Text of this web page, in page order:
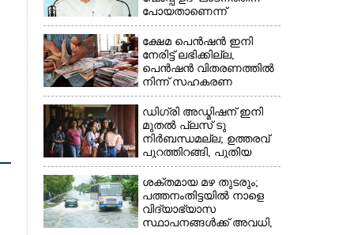
പോയതാണെന്ന്
വിചാരിച്ചു, 400 കോടിയുടെ
പ്രോജക്ടാണ് അത്'
ക്ഷേമ പെൻഷൻ ഇനി
നേരിട്ട് ലഭിക്കില്ല,​
പെൻഷൻ വിതരണത്തിൽ
നിന്ന് സഹകരണ
ബാങ്കുകളെ ഒഴിവാക്കി
ഡിഗ്രി അഡ്മിഷന് ഇനി
മുതൽ പ്ലസ് ടു
നിർബന്ധമല്ല; ഉത്തരവ്
പുറത്തിറങ്ങി, പുതിയ
മാറ്റങ്ങൾ അറിയാം
ശക്തമായ മഴ തുടരും;
പത്തനംതിട്ടയിൽ നാളെ
വിദ്യാഭ്യാസ
സ്ഥാപനങ്ങൾക്ക് അവധി,​